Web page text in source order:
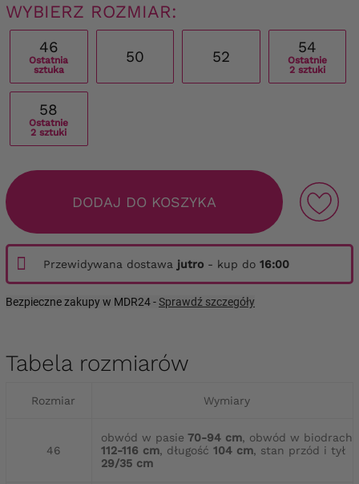
WYBIERZ ROZMIAR:
46
Ostatnia
sztuka
50 52
54
Ostatnie
2 sztuki
58
Ostatnie
2 sztuki
DODAJ DO KOSZYKA
Przewidywana dostawa jutro - kup do 16:00
Bezpieczne zakupy w MDR24 -Sprawdź szczegóły
Tabela rozmiarów
Rozmiar Wymiary
46
obwód w pasie 70-94 cm, obwód w biodrach
112-116 cm, długość 104 cm, stan przód i tył
29/35 cm